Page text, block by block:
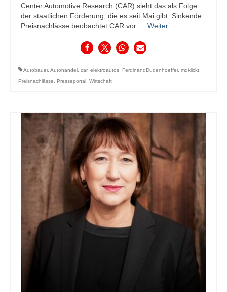
Center Automotive Research (CAR) sieht das als Folge
der staatlichen Förderung, die es seit Mai gibt. Sinkende
Preisnachlässe beobachtet CAR vor … Weiter
Autobauer, Autohandel car, elektroautos FerdinandDudenhoeffer, mdklickt
Preisnachlässe
Presseportal Wirtschaft